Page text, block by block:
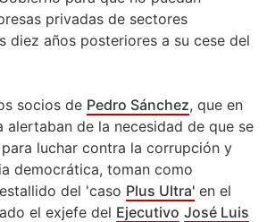
privadas de sectores
diez años posteriores a su cese del
socios de Pedro Sánchez, que en
alertaban de la necesidad de que se
luchar contra la corrupción y
democrática, toman como
del 'caso Plus Ultra' en el
el exjefe del Ejecutivo José Luis